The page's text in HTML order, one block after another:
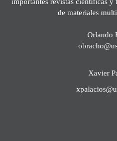
de materiales
Orlando
Xavier